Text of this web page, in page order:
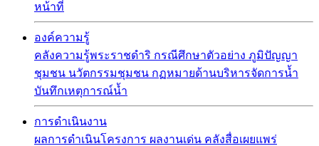
หน้าที่
องค์ความรู้
คลังความรู้พระราชดำริ กรณีศึกษาตัวอย่าง ภูมิปัญญา
ชุมชน นวัตกรรมชุมชน กฏหมายด้านบริหารจัดการน้ำ
บันทึกเหตุการณ์น้ำ
การดำเนินงาน
ผลการดำเนินโครงการ ผลงานเด่น คลังสื่อเผยแพร่